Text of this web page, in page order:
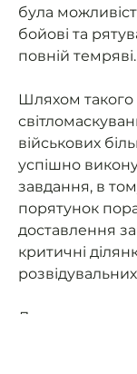
була
бойові та
повній темряві.
Шляхом такого
військових
успішно
завдання, в
порятунок
доставлення
критичні
Допоможемо